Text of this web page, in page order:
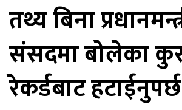
तथ्य बिना
संसदमा बोलेका
रेकर्डबाट